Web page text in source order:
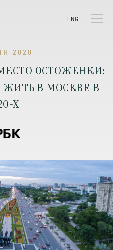
ENG
2020
ОСТОЖЕНКИ:
ЖИТЬ В МОСКВЕ В
Х